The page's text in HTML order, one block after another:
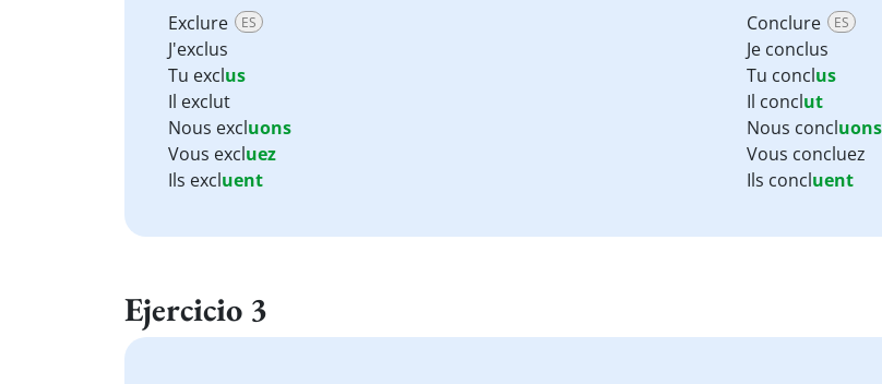
Exclure
ES
J'exclus
Tu exclus
Il exclut
Nous excluons
Vous excluez
Ils excluent
Conclure ES
Je conclus
Tu conclus
Il conclut
Nous concluons
Vous concluez
Ils concluent
Ejercicio 3